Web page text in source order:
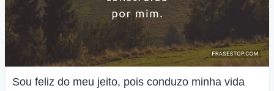
Sou feliz do meu jeito, pois conduzo minha vida